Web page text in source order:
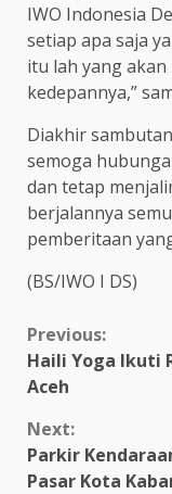
IWO Indonesia
setiap apa saja
itu lah yang
kedepannya,”
Diakhir
semoga
dan tetap
berjalannya
pemberitaan
(BS/IWO I DS)
Continue
Reading
Previous:
Haili Yoga Ikuti
Aceh
Next:
Parkir
Pasar Kota